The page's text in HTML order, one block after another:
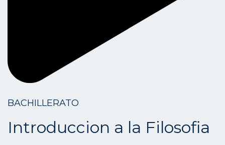
BACHILLERATO
Introduccion a la Filosofia